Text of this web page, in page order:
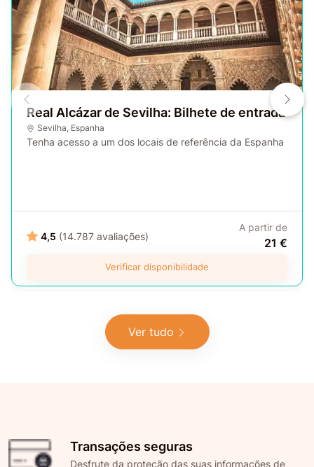
Real Alcázar de Sevilha: Bilhete de entrada
Sevilha, Espanha
Tenha acesso a um dos locais de referência da Espanha
4,5 (14.787 avaliações)
A partir de
21 €
Verificar disponibilidade
Ver tudo
Transações seguras
Desfrute da proteção das suas informações de